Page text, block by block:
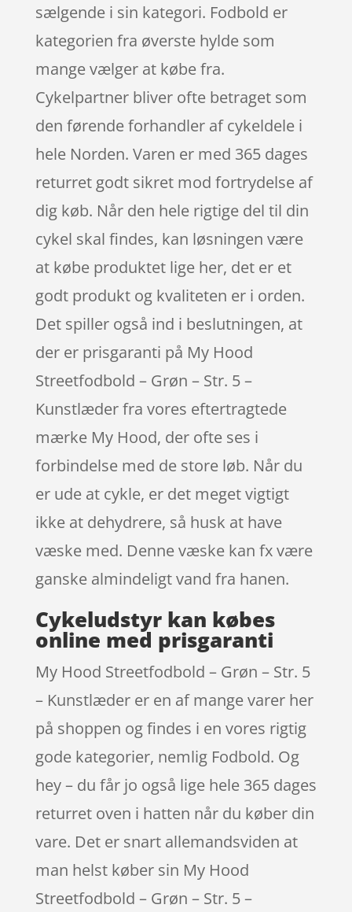
sælgende i sin kategori. Fodbold er
kategorien fra øverste hylde som
mange vælger at købe fra.
Cykelpartner bliver ofte betraget som
den førende forhandler af cykeldele i
hele Norden. Varen er med 365 dages
returret godt sikret mod fortrydelse af
dig køb. Når den hele rigtige del til din
cykel skal findes, kan løsningen være
at købe produktet lige her, det er et
godt produkt og kvaliteten er i orden.
Det spiller også ind i beslutningen, at
der er prisgaranti på My Hood
Streetfodbold – Grøn – Str. 5 –
Kunstlæder fra vores eftertragtede
mærke My Hood, der ofte ses i
forbindelse med de store løb. Når du
er ude at cykle, er det meget vigtigt
ikke at dehydrere, så husk at have
væske med. Denne væske kan fx være
ganske almindeligt vand fra hanen.
Cykeludstyr kan købes
online med prisgaranti
My Hood Streetfodbold – Grøn – Str. 5
– Kunstlæder er en af mange varer her
på shoppen og findes i en vores rigtig
gode kategorier, nemlig Fodbold. Og
hey – du får jo også lige hele 365 dages
returret oven i hatten når du køber din
vare. Det er snart allemandsviden at
man helst køber sin My Hood
Streetfodbold – Grøn – Str. 5 –